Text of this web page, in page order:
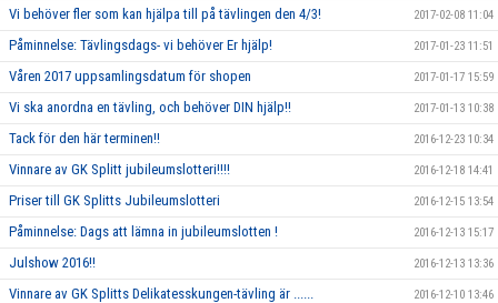
Vi behöver fler som kan hjälpa till på tävlingen den 4/3! 2017-02-08 11:04
Påminnelse: Tävlingsdags- vi behöver Er hjälp! 2017-01-23 11:51
Våren 2017 uppsamlingsdatum för shopen 2017-01-17 15:59
Vi ska anordna en tävling, och behöver DIN hjälp!! 2017-01-13 10:38
Tack för den här terminen!! 2016-12-23 10:34
Vinnare av GK Splitt jubileumslotteri!!!! 2016-12-18 14:41
Priser till GK Splitts Jubileumslotteri 2016-12-15 13:54
Påminnelse: Dags att lämna in jubileumslotten ! 2016-12-13 15:17
Julshow 2016!! 2016-12-13 13:36
Vinnare av GK Splitts Delikatesskungen-tävling är ...... 2016-12-10 13:46